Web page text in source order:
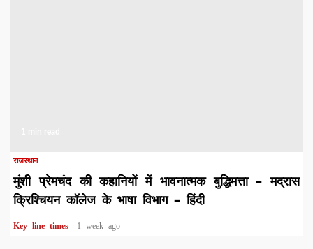
राजस्थान
मुंशी प्रेमचंद की कहानियों में भावनात्मक बुद्धिमत्ता – मद्रास
क्रिश्चियन कॉलेज के भाषा विभाग – हिंदी
Key line times 1 week ago